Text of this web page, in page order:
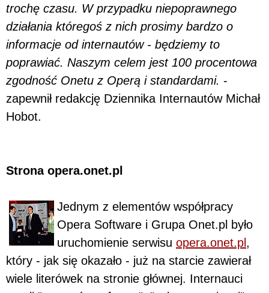
trochę czasu. W przypadku niepoprawnego
działania któregoś z nich prosimy bardzo o
informacje od internautów - będziemy to
poprawiać. Naszym celem jest 100 procentowa
zgodność Onetu z Operą i standardami. -
zapewnił redakcję Dziennika Internautów Michał
Hobot.
Strona opera.onet.pl
Jednym z elementów współpracy
Opera Software i Grupa Onet.pl było
uruchomienie serwisu opera.onet.pl ,
który - jak się okazało - już na starcie zawierał
wiele literówek na stronie głównej. Internauci